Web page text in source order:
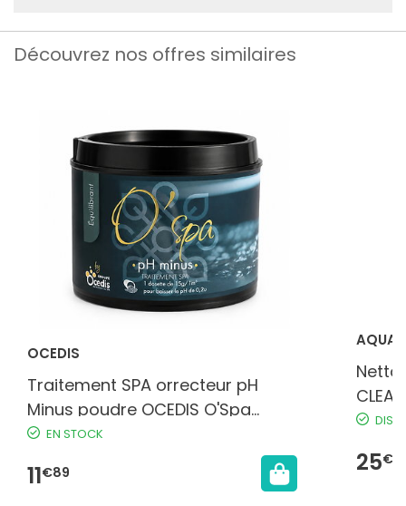
Découvrez nos offres similaires
OCEDIS
Traitement SPA orrecteur pH
Minus poudre OCEDIS O'Spa
0,75kg dissolution rapide
EN STOCK
11€89
AQUA
25